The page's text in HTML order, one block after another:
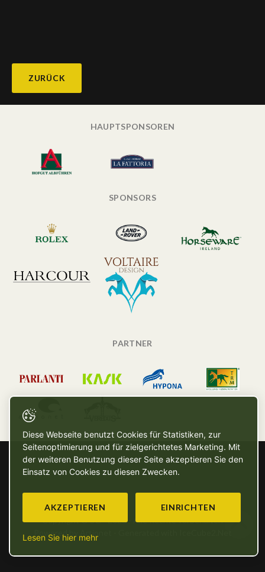
ZURÜCK
HAUPTSPONSOREN
SPONSORS
PARTNER
Copyright © SG - 2026 - Alle Rechte vorbehalten
Powered by Artionet
Diese Webseite benutzt Cookies für Statistiken, zur
Seitenoptimierung und für zielgerichtetes Marketing. Mit
der weiteren Benutzung dieser Seite akzeptieren Sie den
Einsatz von Cookies zu diesen Zwecken.
AKZEPTIEREN EINRICHTEN
Lesen Sie hier mehr